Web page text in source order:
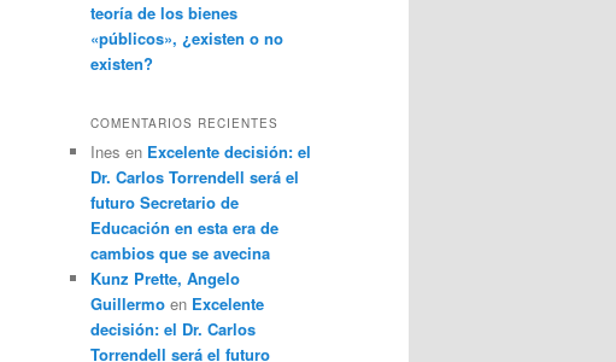
teoría de los bienes
«públicos», ¿existen o no
existen?
COMENTARIOS RECIENTES
Ines en Excelente decisión: el
Dr. Carlos Torrendell será el
futuro Secretario de
Educación en esta era de
cambios que se avecina
Kunz Prette, Angelo
Guillermo en Excelente
decisión: el Dr. Carlos
Torrendell será el futuro